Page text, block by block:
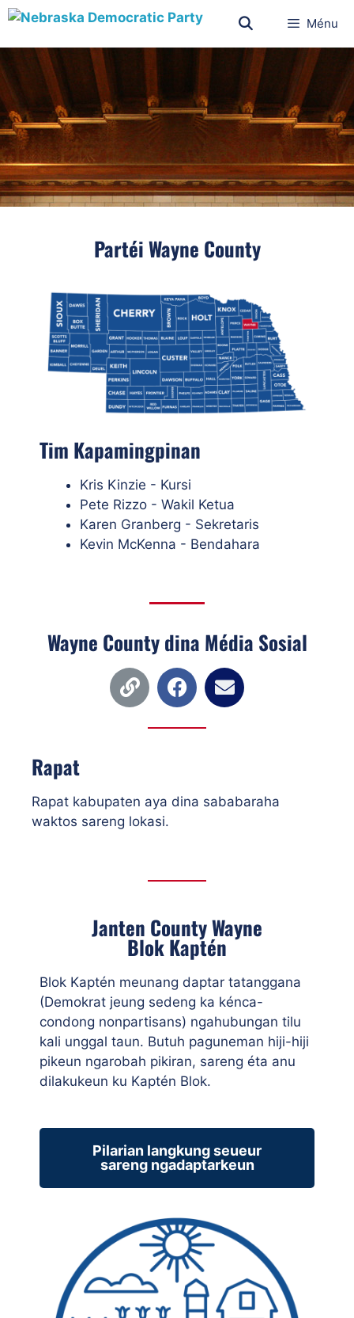
Ménu
Partéi Wayne County
Tim Kapamingpinan
Kris Kinzie - Kursi
Pete Rizzo - Wakil Ketua
Karen Granberg - Sekretaris
Kevin McKenna - Bendahara
Wayne County dina Média Sosial
Rapat
Rapat kabupaten aya dina sababaraha
waktos sareng lokasi.
Janten County Wayne
Blok Kaptén
Blok Kaptén meunang daptar tatanggana
(Demokrat jeung sedeng ka kénca-
condong nonpartisans) ngahubungan tilu
kali unggal taun. Butuh paguneman hiji-hiji
pikeun ngarobah pikiran, sareng éta anu
dilakukeun ku Kaptén Blok.
Pilarian langkung seueur
sareng ngadaptarkeun